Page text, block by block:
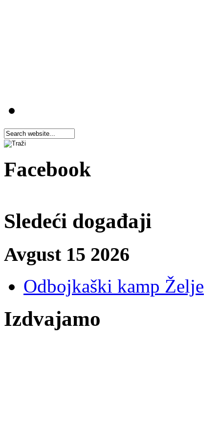
Facebook
Sledeći događaji
Avgust 15 2026
Odbojkaški kamp Želje
Izdvajamo